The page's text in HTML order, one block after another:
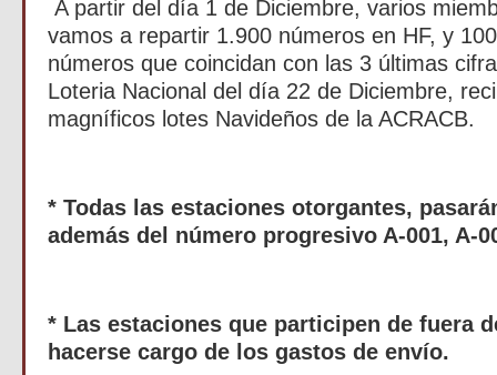
A partir del día 1 de Diciembre, varios
vamos a repartir 1.900 números en HF, y
números que coincidan con las 3 últimas
Loteria Nacional del día 22 de Diciembre,
magníficos lotes Navideños de la ACRACB.
* Todas las estaciones otorgantes,
además del número progresivo A-001, A-
* Las estaciones que participen de fuera
hacerse cargo de los gastos de envío.